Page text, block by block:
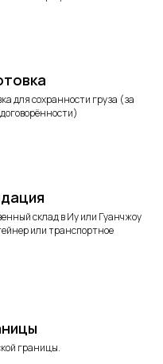
для сохранности груза (за
склад в Иу или Гуанчжоу
или транспортное
границы.